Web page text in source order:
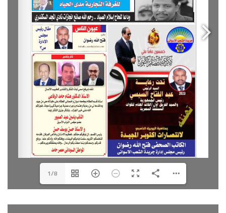
قصص نجاحها في مجال الطاقة المتجددة والتى من
المهم مشاركتها مع الدول الأعضاء للتعرف على الخطط
المستقبلية والتحديات خاصة فى ظل رغبة مصر فى
الحصول على استضافة المؤتمر القادم cop27
كما أوضحت وزيرة البيئة ان الوزارة بالتعاون مع وزارة
الكهرباء قامت بإصدار تعريفة تحويل المخلفات إلى طاقة
وذلك تشجيعا للاستثمار فى هذا المجال وهى أحدى سبل
التخلص من مشكلة المخلفات فى مصر وإنتاج الكهرباء.
1/8